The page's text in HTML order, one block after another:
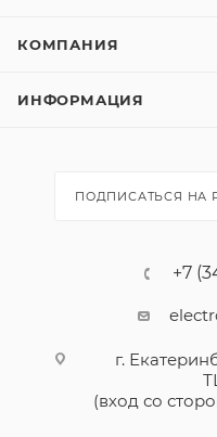
КОМПАНИЯ
ИНФОРМАЦИЯ
ПОДПИСАТЬСЯ НА
+7
г.
(вход со